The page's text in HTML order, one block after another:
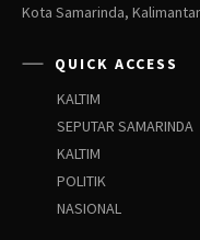
Kota Samarinda,
QUICK ACCESS
KALTIM
SEPUTAR SAMARINDA
KALTIM
POLITIK
NASIONAL